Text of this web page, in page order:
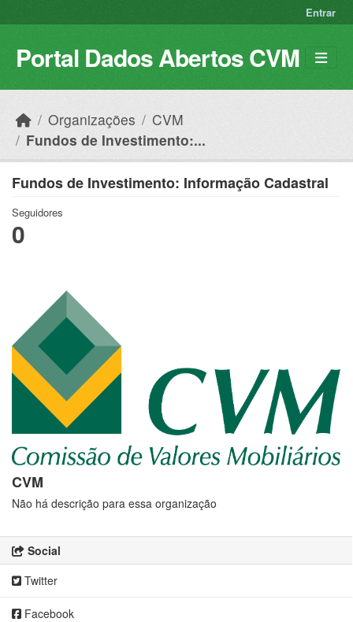
Entrar
Portal Dados Abertos CVM
Organizações
CVM
Fundos de Investimento:...
Fundos de Investimento: Informação Cadastral
Seguidores
0
CVM
Não há descrição para essa organização
Social
Twitter
Facebook